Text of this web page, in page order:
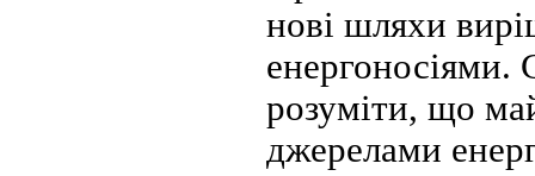
нові шляхи
енергоносіями.
розуміти, що
джерелами